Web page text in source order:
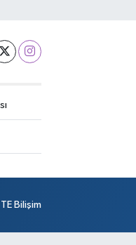
TE Bilişim